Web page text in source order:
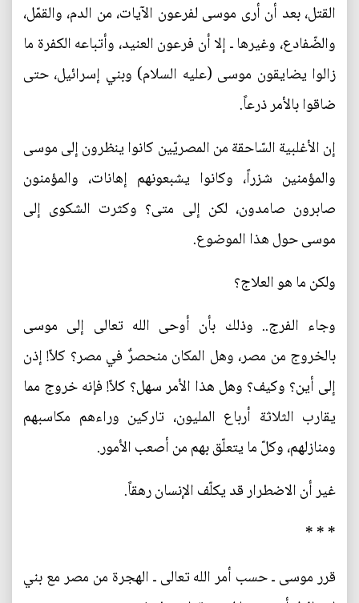
القتل، بعد أن أرى موسى لفرعون الآيات، من الدم، والقمّل،
والضّفادع، وغيرها ـ إلا أن فرعون العنيد، وأتباعه الكفرة ما
زالوا يضايقون موسى (عليه السلام) وبني إسرائيل، حتى
ضاقوا بالأمر ذرعاً.
إن الأغلبية السّاحقة من المصريّين كانوا ينظرون إلى موسى
والمؤمنين شزراً، وكانوا يشبعونهم إهانات، والمؤمنون
صابرون صامدون، لكن إلى متى؟ وكثرت الشكوى إلى
موسى حول هذا الموضوع.
ولكن ما هو العلاج؟
وجاء الفرج.. وذلك بأن أوحى الله تعالى إلى موسى
بالخروج من مصر، وهل المكان منحصرٌ في مصر؟ كلاّ! إذن
إلى أين؟ وكيف؟ وهل هذا الأمر سهل؟ كلاّ! فإنه خروج مما
يقارب الثلاثة أرباع المليون، تاركين وراءهم مكاسبهم
ومنازلهم، وكلّ ما يتعلّق بهم من أصعب الأمور.
غير أن الاضطرار قد يكلّف الإنسان رهقاً.
* * *
قرر موسى ـ حسب أمر الله تعالى ـ الهجرة من مصر مع بني